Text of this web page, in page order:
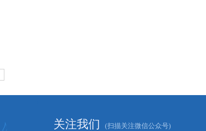
关注我们 (扫描关注微信公众号)